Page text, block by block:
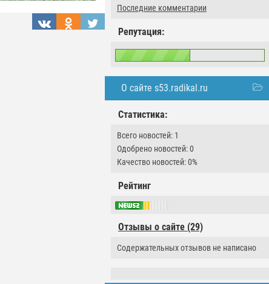
Последние комментарии
Репутация:
О сайте s53.radikal.ru
Статистика:
Всего новостей: 1
Одобрено новостей: 0
Качество новостей: 0%
Рейтинг
Отзывы о сайте (29)
Содержательных отзывов не написано